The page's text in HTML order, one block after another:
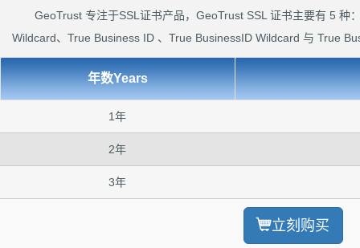
GeoTrust 专注于SSL证书产品，GeoTrust SSL 证书主要有 5 种
Wildcard、True Business ID 、True BusinessID Wildcard 与 True
年数Years
1年
2年
3年
立刻购买